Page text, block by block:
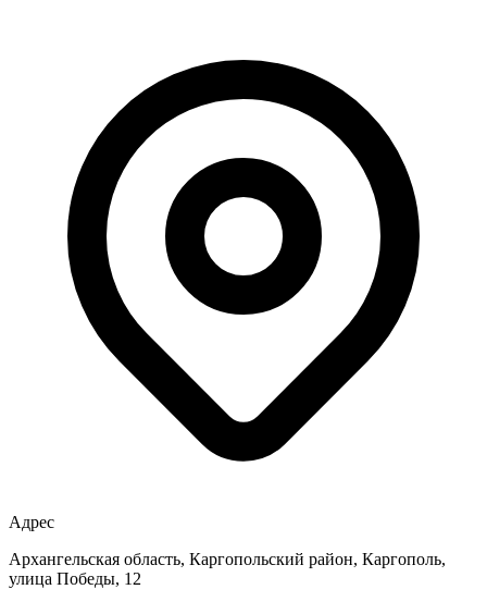
Адрес
Архангельская область, Каргопольский район, Каргополь,
улица Победы, 12